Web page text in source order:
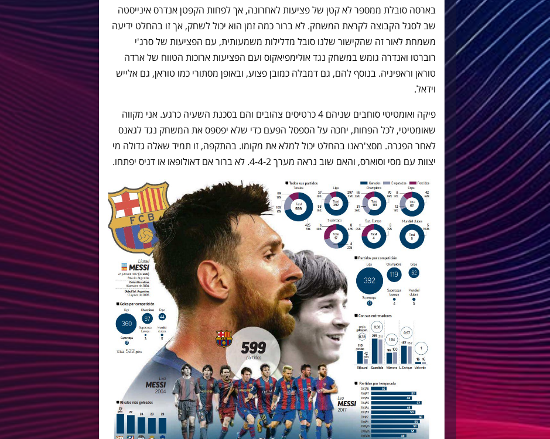
בארסה סובלת ממספר לא קטן של פציעות לאחרונה, אך לפחות הקפטן אנדרס אינייסטה
שב לסגל הקבוצה לקראת המשחק. לא ברור כמה זמן הוא יכול לשחק, אך זו בהחלט ידיעה
משמחת לאור זה שהקישור שלנו סובל מדלילות משמעותית, עם הפציעות של סרג'י
רוברטו ואנדרה גומש במשחק נגד אולימפיאקוס ועם הפציעות ארוכות הטווח של ארדה
טוראן וראפיניה. בנוסף להם, גם דמבלה כמובן פצוע, ובאופן מסתורי כמו טוראן, גם אלייש
וידאל.
פיקה ואומטיטי סוחבים שניהם 4 כרטיסים צהובים והם בסכנת השעיה כרגע. אני מקווה
שאומטיטי, לכל הפחות, יחכה על הספסל הפעם כדי שלא יפספס את המשחק נגד לגאנס
לאחר הפגרה. מסצ'ראנו בהחלט יכול למלא את מקומו. בהתקפה, זו תמיד שאלה גדולה מי
יצוות עם מסי וסוארס, והאם שוב נראה מערך 4-4-2. לא ברור אם דאולופאו או דניס יפתחו.